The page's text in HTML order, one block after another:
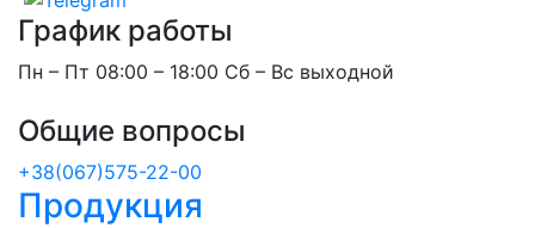
График работы
Пн – Пт 08:00 – 18:00 Сб – Вс выходной
Общие вопросы
+38(067)575-22-00
Продукция